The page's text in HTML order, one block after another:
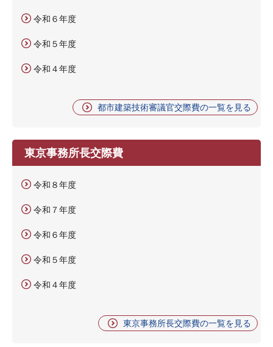
令和６年度
令和５年度
令和４年度
都市建築技術審議官交際費の一覧を見る
東京事務所長交際費
令和８年度
令和７年度
令和６年度
令和５年度
令和４年度
東京事務所長交際費の一覧を見る